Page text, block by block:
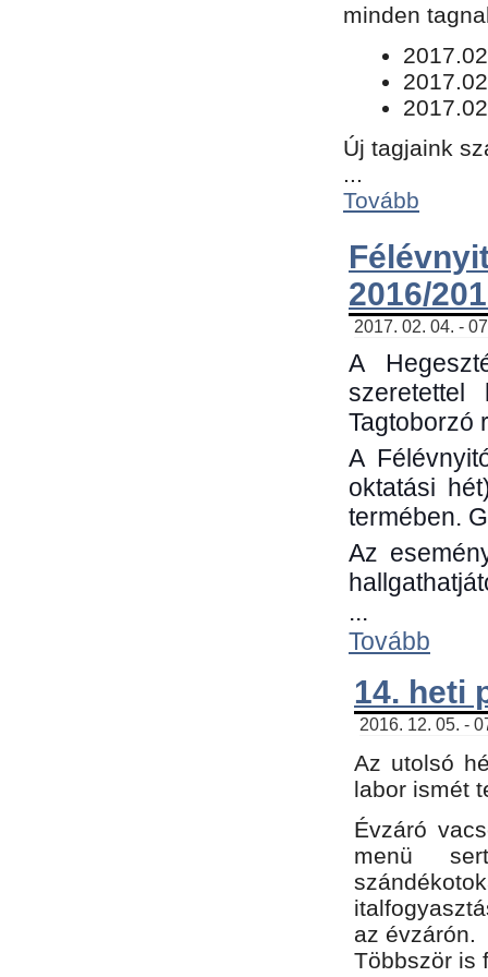
minden
Új tagjaink
...
Tovább
2016/
2017. 02. 04. -
A
Tagtoborzó
A
oktatási
termében.
Az
...
Tovább
14. heti
2016. 12. 05. -
Az utolsó
labor ismét
Évzáró
menü
az évzárón.
Többször is